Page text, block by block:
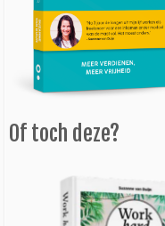
Of toch deze?